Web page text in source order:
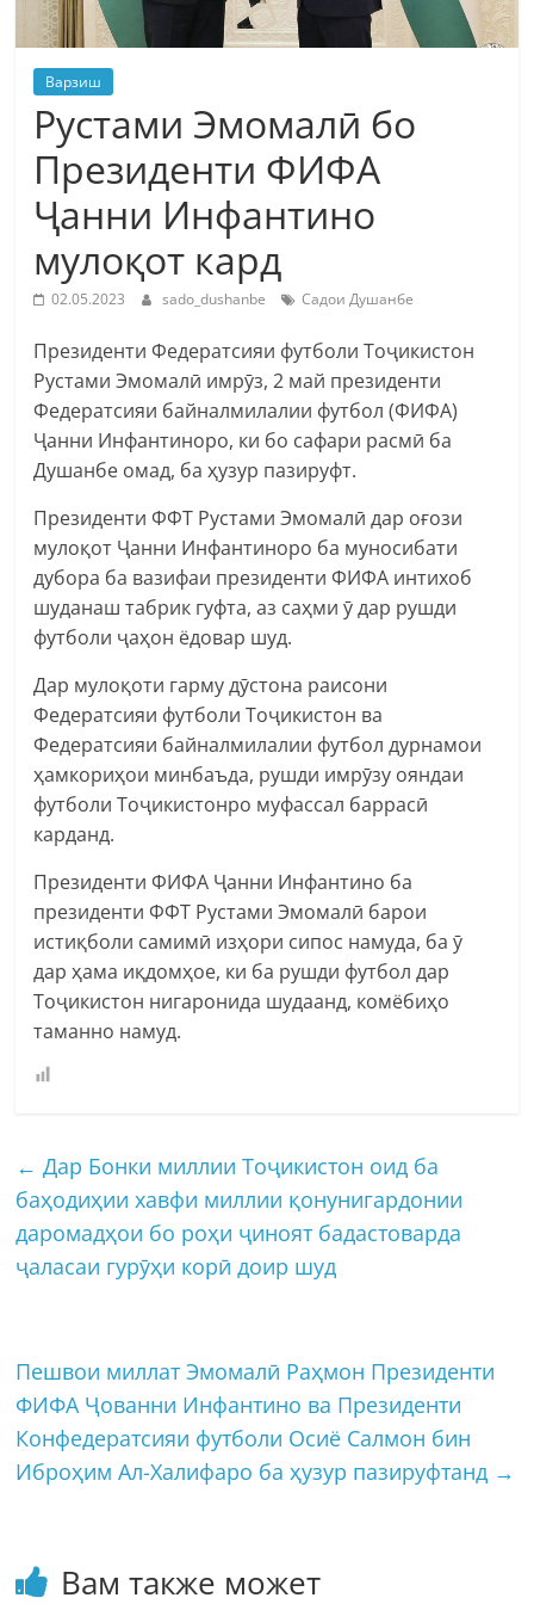
Варзиш
Рустами Эмомалӣ бо
Президенти ФИФА
Ҷанни Инфантино
мулоқот кард
02.05.2023 sado_dushanbe Садои Душанбе
Президенти Федератсияи футболи Тоҷикистон
Рустами Эмомалӣ имрӯз, 2 май президенти
Федератсияи байналмилалии футбол (ФИФА)
Ҷанни Инфантиноро, ки бо сафари расмӣ ба
Душанбе омад, ба ҳузур пазируфт.
Президенти ФФТ Рустами Эмомалӣ дар оғози
мулоқот Ҷанни Инфантиноро ба муносибати
дубора ба вазифаи президенти ФИФА интихоб
шуданаш табрик гуфта, аз саҳми ӯ дар рушди
футболи ҷаҳон ёдовар шуд.
Дар мулоқоти гарму дӯстона раисони
Федератсияи футболи Тоҷикистон ва
Федератсияи байналмилалии футбол дурнамои
ҳамкориҳои минбаъда, рушди имрӯзу ояндаи
футболи Тоҷикистонро муфассал баррасӣ
карданд.
Президенти ФИФА Ҷанни Инфантино ба
президенти ФФТ Рустами Эмомалӣ барои
истиқболи самимӣ изҳори сипос намуда, ба ӯ
дар ҳама иқдомҳое, ки ба рушди футбол дар
Тоҷикистон нигаронида шудаанд, комёбиҳо
таманно намуд.
← Дар Бонки миллии Тоҷикистон оид ба
баҳодиҳии хавфи миллии қонунигардонии
даромадҳои бо роҳи ҷиноят бадастоварда
ҷаласаи гурӯҳи корӣ доир шуд
Пешвои миллат Эмомалӣ Раҳмон Президенти
ФИФА Ҷованни Инфантино ва Президенти
Конфедератсияи футболи Осиё Салмон бин
Иброҳим Ал-Халифаро ба ҳузур пазируфтанд →
Вам также может